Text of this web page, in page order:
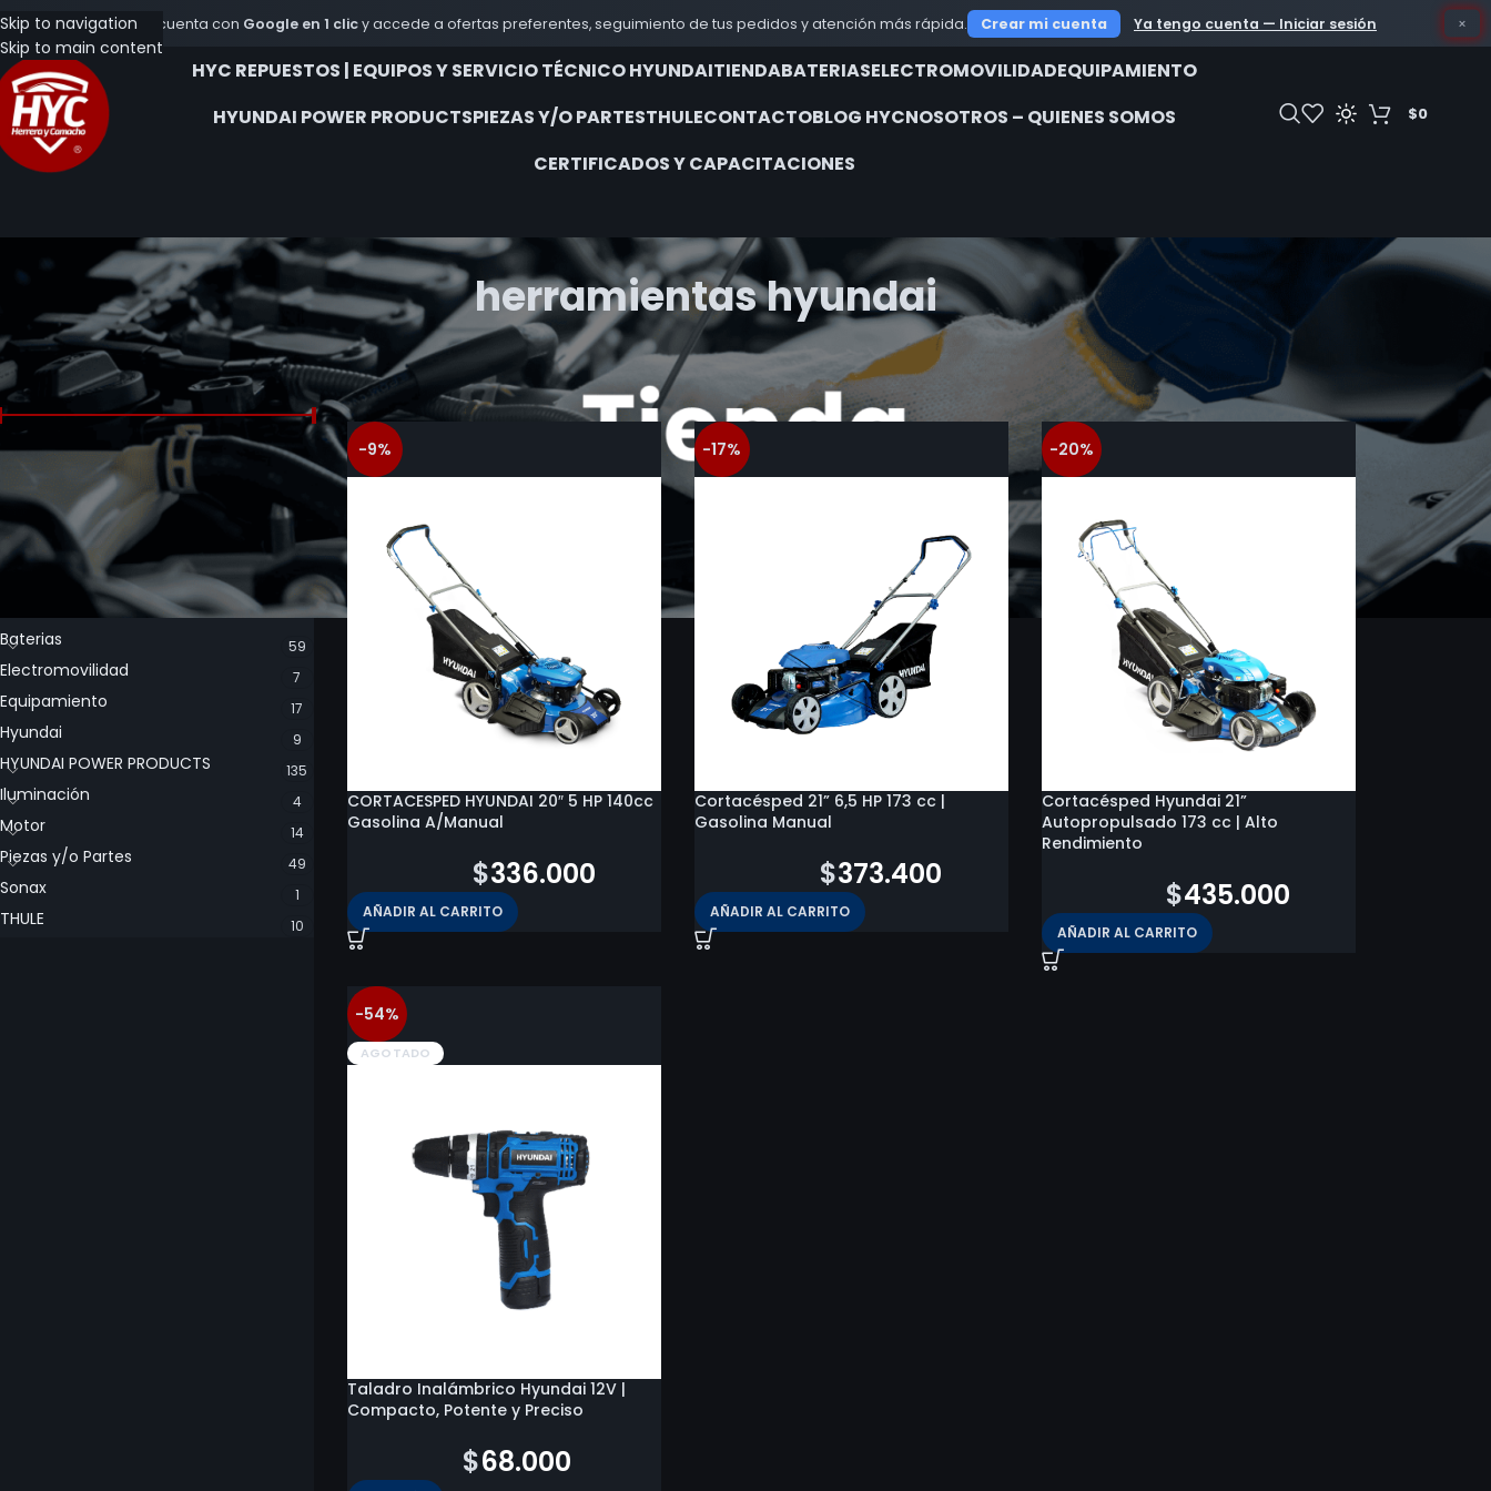
Crea tu cuenta con Google en 1 clicy accede a ofertas preferentes, seguimiento de tus pedidos y atención más rápida. Crear mi cuenta Ya tengo cuenta — Iniciar sesión ×
Skip to navigation
Skip to main content
HYC REPUESTOS | EQUIPOS Y SERVICIO TÉCNICO HYUNDAITIENDABATERIASELECTROMOVILIDADEQUIPAMIENTO
HYUNDAI POWER PRODUCTSPIEZAS Y/O PARTESTHULECONTACTOBLOG HYCNOSOTROS – QUIENES SOMOS
CERTIFICADOS Y CAPACITACIONES
$0
herramientas hyundai
FILTRAR POR PRECIO
Precio: $68.000— $435.000
CATEGORÍA DE LOS PRODUCTOS
Baterias 59
Electromovilidad 7
Equipamiento 17
Hyundai 9
HYUNDAI POWER PRODUCTS 135
Iluminación 4
Motor 14
Piezas y/o Partes 49
Sonax 1
THULE 10
Inicio Productos etiquetados “herramientas hyundai” Show 9
-9%
CORTACESPED HYUNDAI 20″ 5 HP 140cc
Gasolina A/Manual
$336.000
AÑADIR AL CARRITO
-17%
Cortacésped 21” 6,5 HP 173 cc |
Gasolina Manual
$373.400
AÑADIR AL CARRITO
-20%
Cortacésped Hyundai 21”
Autopropulsado 173 cc | Alto
Rendimiento
$435.000
AÑADIR AL CARRITO
-54%
AGOTADO
Taladro Inalámbrico Hyundai 12V |
Compacto, Potente y Preciso
$68.000